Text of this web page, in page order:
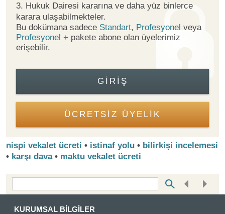
3. Hukuk Dairesi kararına ve daha yüz binlerce
karara ulaşabilmekteler.
Bu dokümana sadece Standart, Profesyonel veya
Profesyonel + pakete abone olan üyelerimiz
erişebilir.
GIRIŞ
ÜCRETSİZ ÜYELİK
nispi vekalet ücreti • istinaf yolu • bilirkişi incelemesi
• karşı dava• maktu vekalet ücreti
KURUMSAL BİLGİLER